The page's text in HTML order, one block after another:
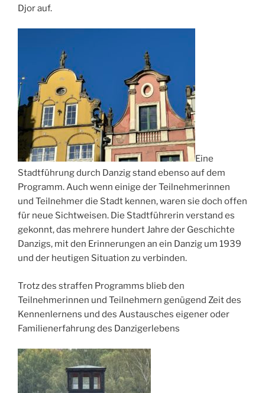
Djor auf.
Eine
Stadtführung durch Danzig stand ebenso auf dem
Programm. Auch wenn einige der Teilnehmerinnen
und Teilnehmer die Stadt kennen, waren sie doch offen
für neue Sichtweisen. Die Stadtführerin verstand es
gekonnt, das mehrere hundert Jahre der Geschichte
Danzigs, mit den Erinnerungen an ein Danzig um 1939
und der heutigen Situation zu verbinden.
Trotz des straffen Programms blieb den
Teilnehmerinnen und Teilnehmern genügend Zeit des
Kennenlernens und des Austausches eigener oder
Familienerfahrung des Danzigerlebens